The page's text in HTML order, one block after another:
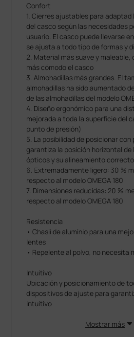
Confort
1. Cierres ajustables para
del casco según las necesidades
usuario. El casco puede llevarse
se ajusta a todo tipo de formas y
2. Material más suave y maleable,
más cómodo el casco
3. Almohadillas más grandes. El
almohadillas ha sido aumentado
de las almohadillas del modelo
4. Diseño ergonómico para una
mejorada a toda la superficie del
punto de presión)
5. La posibilidad de posicionar
garantiza la posición horizontal de
ópticos y su alineamiento correcto
6. Extremadamente ligero: 30 %
respecto al modelo OMEGA 180
7. Dimensiones reducidas: 20 %
respecto al modelo OMEGA 180
Resistencia
• Chasií de aluminio para una
lentes
• Repelente al polvo, no necesita
Intuitivo
Ubicación y posicionamiento de
dispositivos de ajuste para
intuitivo
Mostrar más